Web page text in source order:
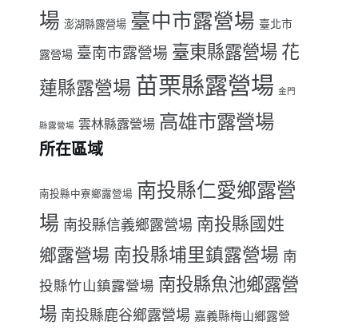
場 澎湖縣露營場 臺中市露營場 臺北市
露營場 臺南市露營場 臺東縣露營場 花
蓮縣露營場 苗栗縣露營場 金門
縣露營場 雲林縣露營場 高雄市露營場
所在區域
南投縣中寮鄉露營場 南投縣仁愛鄉露營
場 南投縣信義鄉露營場 南投縣國姓
鄉露營場 南投縣埔里鎮露營場 南
投縣竹山鎮露營場 南投縣魚池鄉露營
場 南投縣鹿谷鄉露營場 嘉義縣梅山鄉露營